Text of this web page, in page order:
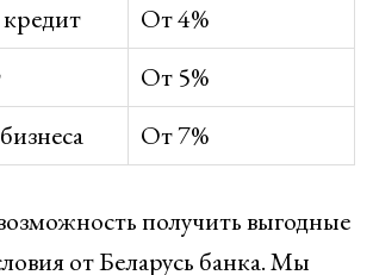
От 4%
От 5%
От 7%
получить выгодные
от Беларусь банка. Мы